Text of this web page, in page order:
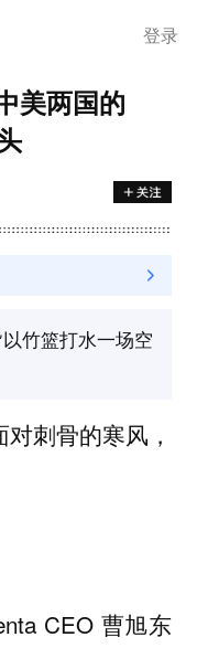
登录
美两国的
竹篮打水一场空
刺骨的寒风，
CEO 曹旭东